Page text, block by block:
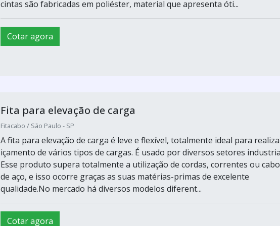
cintas são fabricadas em poliéster, material que apresenta óti...
Cotar agora
Fita para elevação de carga
Fitacabo / São Paulo - SP
A fita para elevação de carga é leve e flexível, totalmente ideal para
içamento de vários tipos de cargas. É usado por diversos setores
Esse produto supera totalmente a utilização de cordas, correntes ou
de aço, e isso ocorre graças as suas matérias-primas de excelente
qualidade.No mercado há diversos modelos diferent...
Cotar agora